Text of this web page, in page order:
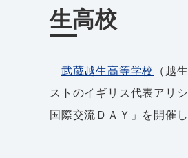
生高校
武蔵越生高等学校 （越
ストのイギリス代表アリ
国際交流ＤＡＹ」を開催し